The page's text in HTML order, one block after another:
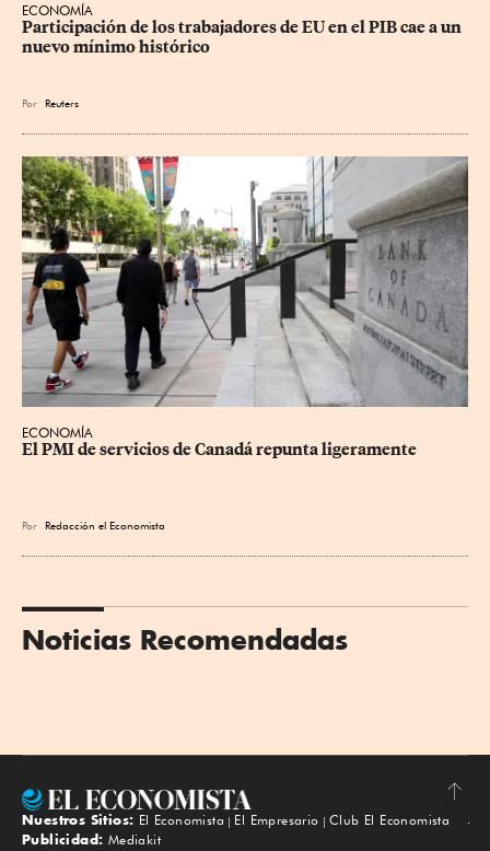
ECONOMÍA
Participación de los trabajadores de EU en el PIB cae a un
nuevo mínimo histórico
Por Reuters
ECONOMÍA
El PMI de servicios de Canadá repunta ligeramente
Por Redacción el Economista
Noticias Recomendadas
Subir
Nuestros Sitios: El Economista El Empresario
Club El Economista
Publicidad: Mediakit